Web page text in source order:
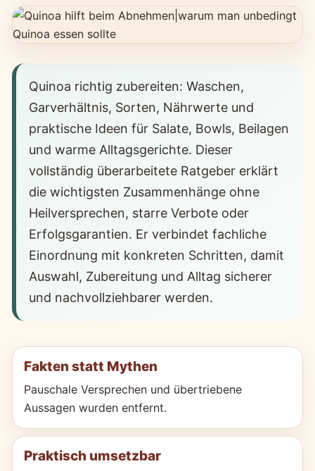
Quinoa richtig zubereiten: Waschen,
Garverhältnis, Sorten, Nährwerte und
praktische Ideen für Salate, Bowls, Beilagen
und warme Alltagsgerichte. Dieser
vollständig überarbeitete Ratgeber erklärt
die wichtigsten Zusammenhänge ohne
Heilversprechen, starre Verbote oder
Erfolgsgarantien. Er verbindet fachliche
Einordnung mit konkreten Schritten, damit
Auswahl, Zubereitung und Alltag sicherer
und nachvollziehbarer werden.
Fakten statt Mythen
Pauschale Versprechen und übertriebene
Aussagen wurden entfernt.
Praktisch umsetzbar